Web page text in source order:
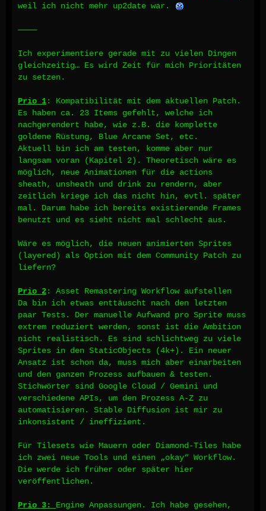
weil ich nicht mehr up2date war.
————
Ich experimentiere gerade mit zu vielen Dingen
gleichzeitig… Es wird Zeit für mich Prioritäten
zu setzen.
Prio 1: Kompatibilität mit dem aktuellen Patch.
Es haben ca. 23 Items gefehlt, welche ich
nachgerendert habe, wie z.B. die komplette
goldene Rüstung, Blue Arcane Set, etc.
Aktuell bin ich am testen, komme aber nur
langsam voran (Kapitel 2). Theoretisch wäre es
möglich, neue Animationen für die actions
sheath, unsheath und drink zu rendern, aber
zeitlich kriege ich das nicht hin, evtl. später
mal. Darum habe ich bereits existierende Frames
benutzt und es sieht nicht mal schlecht aus.
Wäre es möglich, die neuen animierten Sprites
(layered) als Option mit dem Community Patch zu
liefern?
Prio 2: Asset Remastering Workflow aufstellen
Da bin ich etwas enttäuscht nach den letzten
paar Tests. Der manuelle Aufwand pro Sprite muss
extrem reduziert werden, sonst ist die Ambition
nicht realistisch. Es sind schlichtweg zu viele
Sprites in den StaticObjects (4k+). Ein neuer
Ansatz ist schon da, muss mich aber einarbeiten
und den ganzen Prozess aufbauen & testen.
Stichwörter sind Google Cloud / Gemini und
verschiedene APIs, um den Prozess A-Z zu
automatisieren. Stable Diffusion ist mir zu
inkonsistent / ineffizient.
Für Tilesets wie Mauern oder Diamond-Tiles habe
ich zwei neue Tools und einen „okay“ Workflow.
Die werde ich früher oder später hier
veröffentlichen.
Prio 3: Engine Anpassungen. Ich habe gesehen,